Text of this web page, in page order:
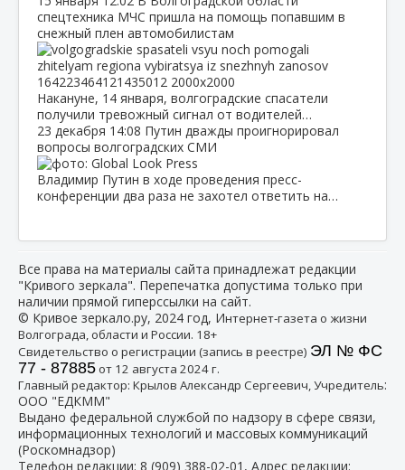
спецтехника МЧС пришла на помощь попавшим в
снежный плен автомобилистам
Накануне, 14 января, волгоградские спасатели
получили тревожный сигнал от водителей…
23 декабря 14:08 Путин дважды проигнорировал
вопросы волгоградских СМИ
Владимир Путин в ходе проведения пресс-
конференции два раза не захотел ответить на…
Все права на материалы сайта принадлежат редакции
"Кривого зеркала". Перепечатка допустима только при
наличии прямой гиперссылки на сайт.
© Кривое зеркало.ру, 2024 год, Интернет-газета о жизни
Волгограда, области и России. 18+
Свидетельство о регистрации (запись в реестре) ЭЛ № ФС
77 - 87885от 12 августа 2024 г.
Главный редактор: Крылов Александр Сергеевич, Учредитель:
ООО "ЕДКММ"
Выдано федеральной службой по надзору в сфере связи,
информационных технологий и массовых коммуникаций
(Роскомнадзор)
Телефон редакции: 8 (909) 388-02-01 , Адрес редакции: